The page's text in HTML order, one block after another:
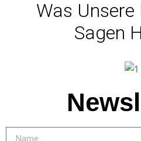
Was Unsere
Sagen